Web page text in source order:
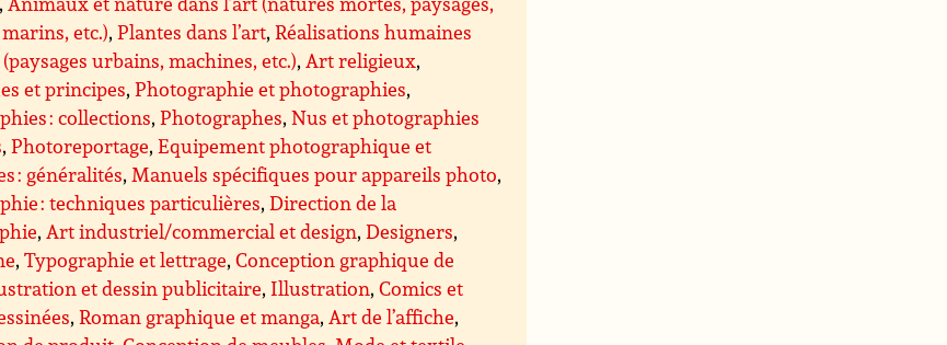
etc.),Plantes dans l’art,Réalisations humaines
(paysages urbains, machines, etc.),Art religieux,
et principes,Photographie et photographies,
: collections,Photographes,Nus et photographies
,Photoreportage,Equipement photographique et
: généralités,Manuels spécifiques pour appareils photo,
: techniques particulières,Direction de la
,Art industriel/commercial et design,Designers,
,Typographie et lettrage,Conception graphique de
et dessin publicitaire, Illustration,Comics et
,Roman graphique et manga,Art de l’affiche,